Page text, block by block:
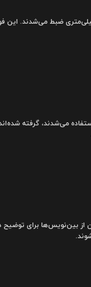
۸ میلی‌متری به فیلم‌های خانگی قدیمی اشاره دارند که
آموزشی استفاده می‌شدند،
از بین‌نویس‌ها برای